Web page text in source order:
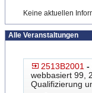
Keine aktuellen
Alle Veranstaltungen
2513B2001 -
webbasiert 99,
Qualifizierung